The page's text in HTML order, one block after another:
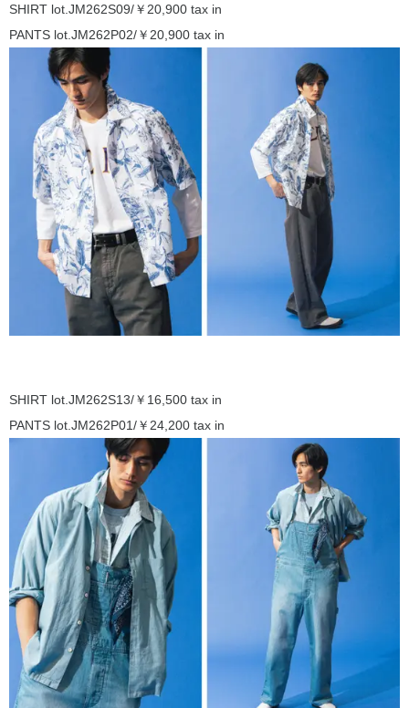
SHIRT lot.JM262S09/￥20,900 tax in
PANTS lot.JM262P02/￥20,900 tax in
SHIRT lot.JM262S13/￥16,500 tax in
PANTS lot.JM262P01/￥24,200 tax in